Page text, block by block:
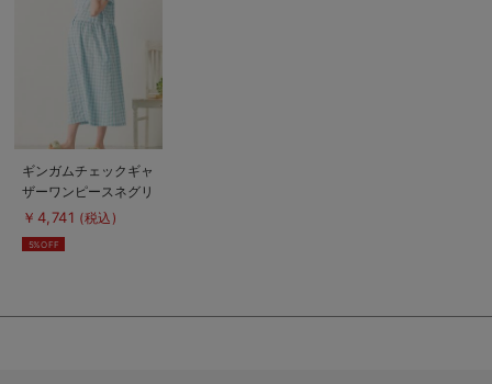
商
品
詳
を
見
る
ギンガムチェックギャ
ザーワンピースネグリ
ジェ マタニティ・授
￥4,741 (税込)
5%OFF